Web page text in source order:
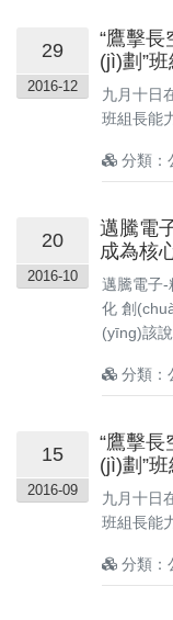
29
2016-12
“鷹擊
(jì)劃”
九月十日
班組長能
分類：
20
2016-10
邁騰電
成為核
邁騰電子
化 創
(yīng)該說
分類：
15
2016-09
“鷹擊
(jì)劃”
九月十日
班組長能
分類：